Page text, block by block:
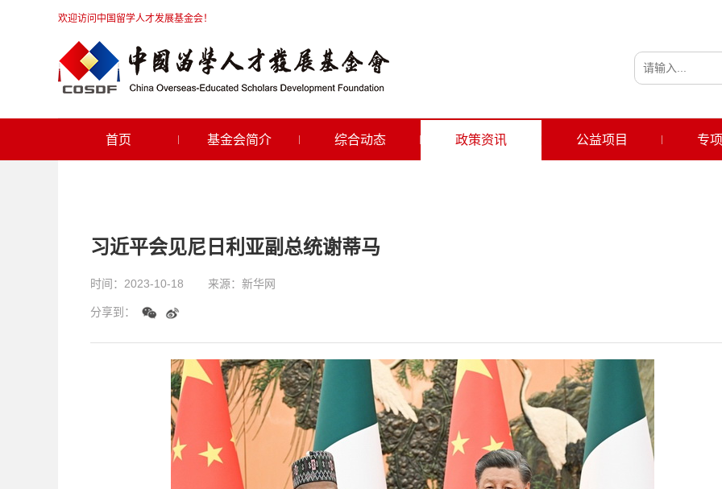
欢迎访问中国留学人才发展基金会！
首页 基金会简介 综合动态 政策资讯 公益项目 专
习近平会见尼日利亚副总统谢蒂马
时间： 2023-10-18 来源： 新华网
分享到：